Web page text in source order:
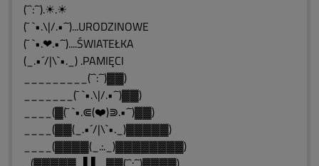
(¯`:´¯).☀.☀
(¯ `•.\|/.•´¯)...URODZINOWE
(¯ `•.❤.•´¯)....ŚWIATEŁKA
(_.•´/|\`•._) .PAMIĘCI
_________(¯`:´¯)▓▓)
_______(¯ `•.\|/.•´¯)▓▓)
____(▓(¯ `•.⋐(❤️)⋑.•´¯)▓▓)
____(▓▓(_.•´/|\`•._)▓▓▓▓▓)
____(▓▓▓▓(_.:._)▓▓▓▓▓▓▓▓)